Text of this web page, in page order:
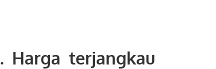
. Harga terjangkau